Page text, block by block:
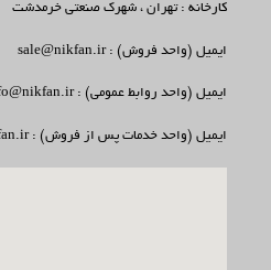
کارخانه : تهران ، شهرک صنعتی خرمدشت
ایمیل (واحد فروش) : sale@nikfan.ir
ایمیل (واحد روابط عمومی) : info@nikfan.ir
ایمیل (واحد خدمات پس از فروش) : support@nikfan.ir